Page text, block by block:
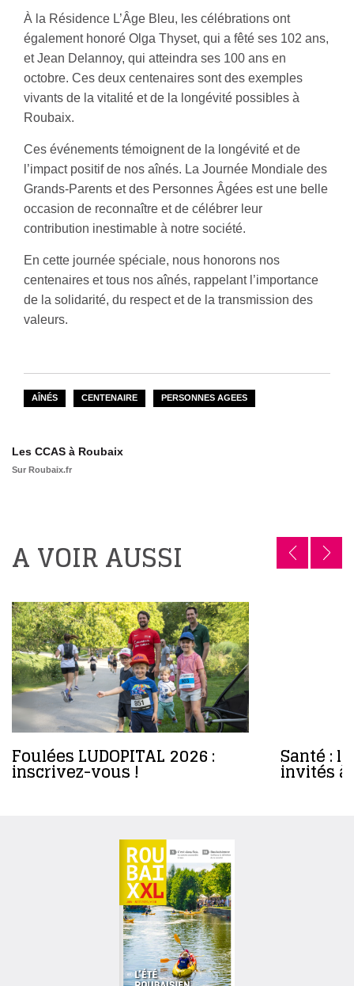
À la Résidence L’Âge Bleu, les célébrations ont
également honoré Olga Thyset, qui a fêté ses 102 ans,
et Jean Delannoy, qui atteindra ses 100 ans en
octobre. Ces deux centenaires sont des exemples
vivants de la vitalité et de la longévité possibles à
Roubaix.
Ces événements témoignent de la longévité et de
l’impact positif de nos aînés. La Journée Mondiale des
Grands-Parents et des Personnes Âgées est une belle
occasion de reconnaître et de célébrer leur
contribution inestimable à notre société.
En cette journée spéciale, nous honorons nos
centenaires et tous nos aînés, rappelant l’importance
de la solidarité, du respect et de la transmission des
valeurs.
AÎNÉS CENTENAIRE PERSONNES AGEES
Les CCAS à Roubaix
Sur Roubaix.fr
A VOIR AUSSI
Foulées LUDOPITAL 2026 :
inscrivez-vous !
Santé :
invités